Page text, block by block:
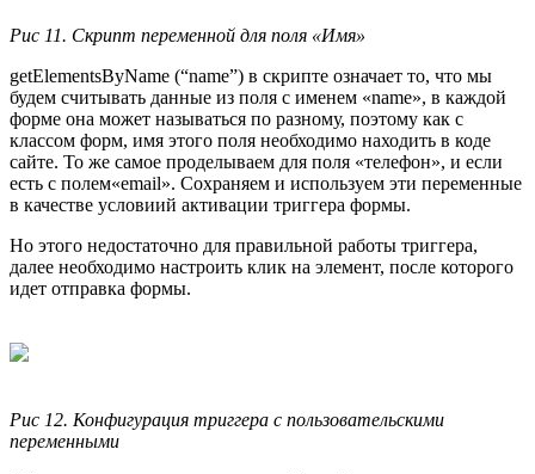
Рис 11. Скрипт переменной для поля «Имя»
getElementsByName (“name”) в скрипте означает то, что мы
будем считывать данные из поля с именем «name», в каждой
форме она может называться по разному, поэтому как с
классом форм, имя этого поля необходимо находить в коде
сайте. То же самое проделываем для поля «телефон», и если
есть с полем«email». Сохраняем и используем эти переменные
в качестве условиий активации триггера формы.
Но этого недостаточно для правильной работы триггера,
далее необходимо настроить клик на элемент, после которого
идет отправка формы.
Рис 12. Конфигурация триггера с пользовательскими
переменными